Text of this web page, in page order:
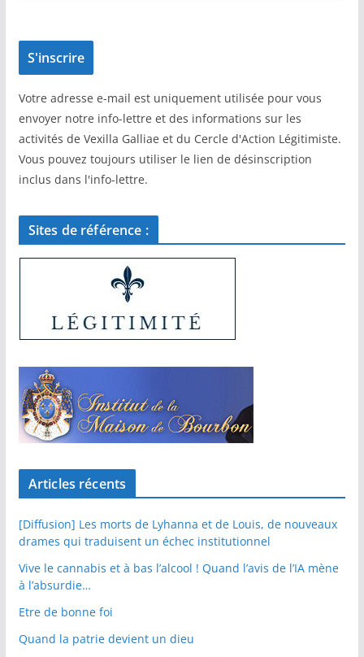
Votre adresse e-mail est uniquement utilisée pour vous
envoyer notre info-lettre et des informations sur les
activités de Vexilla Galliae et du Cercle d'Action Légitimiste.
Vous pouvez toujours utiliser le lien de désinscription
inclus dans l'info-lettre.
Sites de référence :
Articles récents
[Diffusion] Les morts de Lyhanna et de Louis, de nouveaux
drames qui traduisent un échec institutionnel
Vive le cannabis et à bas l’alcool ! Quand l’avis de l’IA mène
à l’absurdie…
Etre de bonne foi
Quand la patrie devient un dieu